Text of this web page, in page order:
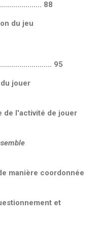
88
du jeu
95
jouer
de l'activité de jouer
manière coordonnée
et